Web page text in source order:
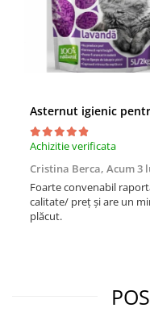
Achizitie verificata
Cristina Berca, Acum 3
Foarte convenabil
calitate/ preț și are un
plăcut.